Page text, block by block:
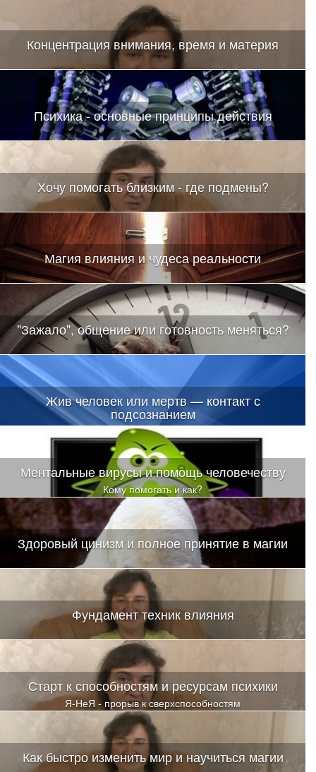
Концентрация внимания, время и материя
Психика - основные принципы действия
Хочу помогать близким - где подмены?
Магия влияния и чудеса реальности
"Зажало", общение или готовность меняться?
Жив человек или мертв — контакт с
подсознанием
Ментальные вирусы и помощь человечеству
Кому помогать и как?
Здоровый цинизм и полное принятие в магии
Фундамент техник влияния
Старт к способностям и ресурсам психики
Я-НеЯ - прорыв к сверхспособностям
Как быстро изменить мир и научиться магии